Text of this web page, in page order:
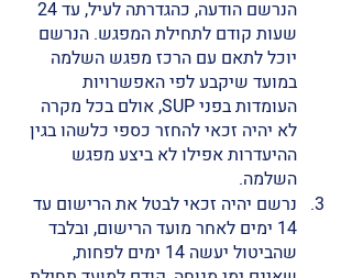
שעות קודם לתחילת המפגש. הנרשם
יוכל לתאם עם הרכז מפגש השלמה
במועד שיקבע לפי האפשרויות
העומדות בפני SUP, אולם בכל מקרה
לא יהיה זכאי להחזר כספי כלשהו בגין
ההיעדרות אפילו לא ביצע מפגש
השלמה.
נרשם יהיה זכאי לבטל את הרישום עד
14 ימים לאחר מועד הרישום, ובלבד
שהביטול יעשה 14 ימים לפחות,